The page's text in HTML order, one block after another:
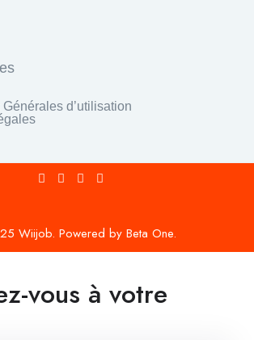
d’utilisation
Wiijob. Powered by Beta One.
vous à votre